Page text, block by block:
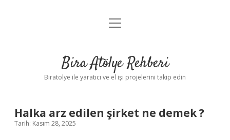
Anasayfa
Yasal Uyarı
menüyü
Bira Atölye Rehberi
Biratolye ile yaratıcı ve el işi projelerini takip edin
Halka arz edilen şirket ne demek ?
Tarih: Kasım 28, 2025